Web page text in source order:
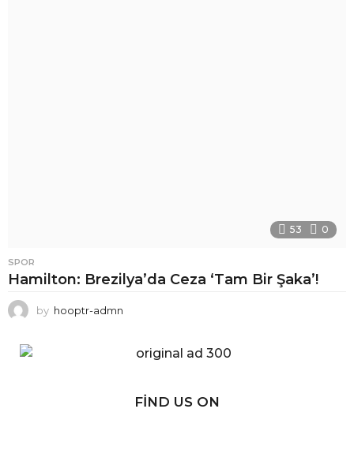
53 0
SPOR
Hamilton: Brezilya’da Ceza ‘Tam Bir Şaka’!
by hooptr-admn
FIND US ON